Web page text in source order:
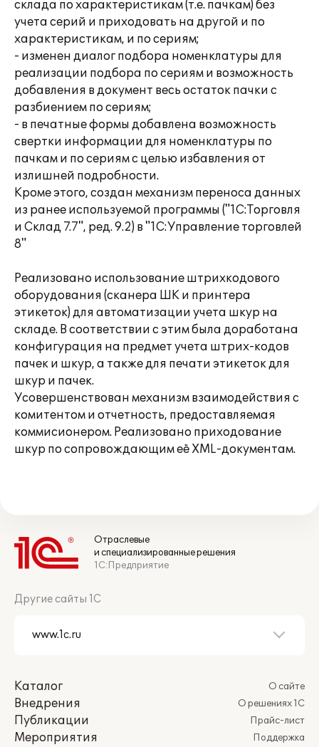
склада по характеристикам (т.е. пачкам) без
учета серий и приходовать на другой и по
характеристикам, и по сериям;
- изменен диалог подбора номенклатуры для
реализации подбора по сериям и возможность
добавления в документ весь остаток пачки с
разбиением по сериям;
- в печатные формы добавлена возможность
свертки информации для номенклатуры по
пачкам и по сериям с целью избавления от
излишней подробности.
Кроме этого, создан механизм переноса данных
из ранее используемой программы ("1С:Торговля
и Склад 7.7", ред. 9.2) в "1С:Управление торговлей
8"
Реализовано использование штрихкодового
оборудования (сканера ШК и принтера
этикеток) для автоматизации учета шкур на
складе. В соответствии с этим была доработана
конфигурация на предмет учета штрих-кодов
пачек и шкур, а также для печати этикеток для
шкур и пачек.
Усовершенствован механизм взаимодействия с
комитентом и отчетность, предоставляемая
коммисионером. Реализовано приходование
шкур по сопровождающим её XML-документам.
Отраслевые
и специализированные решения
1С:Предприятие
Другие сайты 1С
Каталог
Внедрения
Публикации
Мероприятия
О сайте
О решениях 1С
Прайс-лист
Поддержка